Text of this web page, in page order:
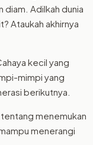
Adilkah dunia
Ataukah akhirnya
kecil yang
mimpi yang
berikutnya.
menemukan
menerangi